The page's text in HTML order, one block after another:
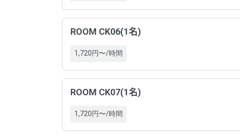
ROOM CK06(1名)
1,720円〜/時間
ROOM CK07(1名)
1,720円〜/時間